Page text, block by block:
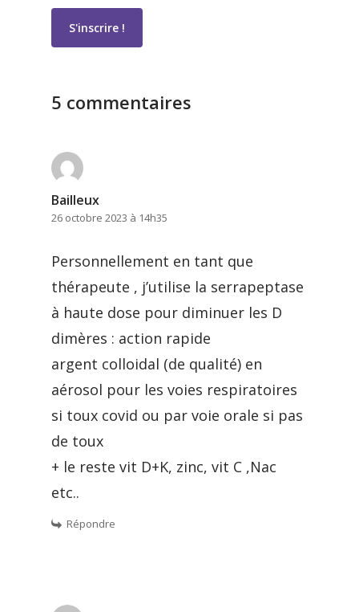
5 commentaires
Bailleux
26 octobre 2023 à 14h35
Personnellement en tant que
thérapeute , j’utilise la serrapeptase
à haute dose pour diminuer les D
dimères : action rapide
argent colloidal (de qualité) en
aérosol pour les voies respiratoires
si toux covid ou par voie orale si pas
de toux
+ le reste vit D+K, zinc, vit C ,Nac
etc..
Répondre